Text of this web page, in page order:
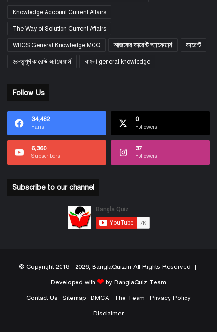
Knowledge Account Current Affairs
The Way of Solution Current Affairs
WBCS General Knowledge MCQ আজকের কারেন্ট অ্যাফেয়ার্স কারেন্ট
গুরুত্বপূর্ণ কারেন্ট অ্যাফেয়ার্স বাংলা general knowledge
Follow Us
34,482
Fans
0
Followers
6,360
Subscribers
37
Followers
Subscribe to our channel
© Copyright 2018 - 2026, BanglaQuiz.in All Rights Reserved |
Developed with
by BanglaQuiz Team
Contact Us
Sitemap DMCA The Team
Privacy Policy
Disclaimer